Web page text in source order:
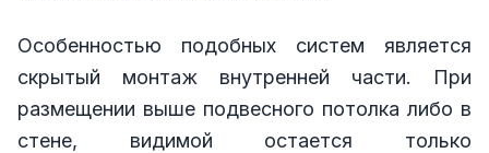
Особенностью подобных систем является
скрытый монтаж внутренней части. При
размещении выше подвесного потолка либо в
стене, видимой остается только